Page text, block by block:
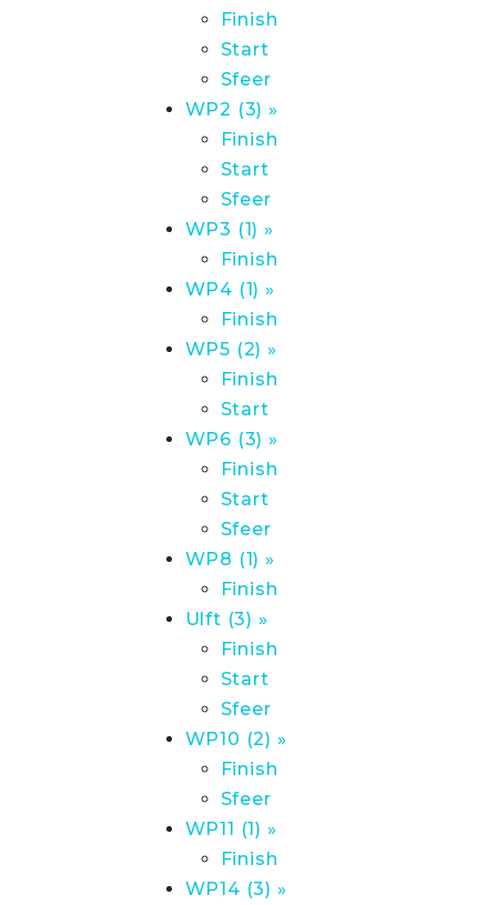
Finish
Start
Sfeer
WP2 (3) »
Finish
Start
Sfeer
WP3 (1) »
Finish
WP4 (1) »
Finish
WP5 (2) »
Finish
Start
WP6 (3) »
Finish
Start
Sfeer
WP8 (1) »
Finish
Ulft (3) »
Finish
Start
Sfeer
WP10 (2) »
Finish
Sfeer
WP11 (1) »
Finish
WP14 (3) »